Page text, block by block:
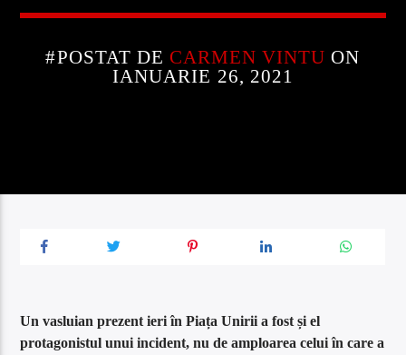
#POSTAT DE CARMEN VINTU ON
IANUARIE 26, 2021
Un vasluian prezent ieri în Piața Unirii a fost și el
protagonistul unui incident, nu de amploarea celui în care a